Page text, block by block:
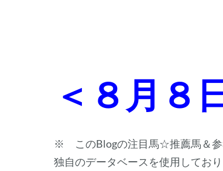
＜８月８
※ このBlogの注目馬☆推薦馬＆参
独自のデータベースを使用してお